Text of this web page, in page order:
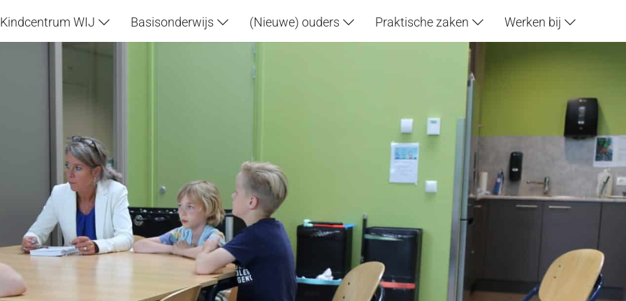
Kindcentrum WIJ Basisonderwijs (Nieuwe) ouders Praktische zaken Werken bij